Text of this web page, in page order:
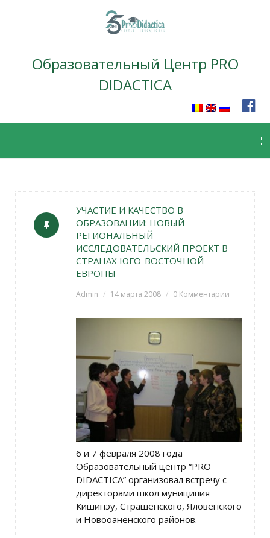
Образовательный Центр PRO
DIDACTICA
content
УЧАСТИЕ И КАЧЕСТВО В
ОБРАЗОВАНИИ: НОВЫЙ
РЕГИОНАЛЬНЫЙ
ИССЛЕДОВАТЕЛЬСКИЙ ПРОЕКТ В
СТРАНАХ ЮГО-ВОСТОЧНОЙ
ЕВРОПЫ
Admin 14 марта 2008 0 Комментарии
6 и 7 февраля 2008 года
Образовательный центр “PRO
DIDACTICA” организовал встречу с
директорами школ муниципия
Кишинэу, Страшенского, Яловенского
и Новооаненского районов.